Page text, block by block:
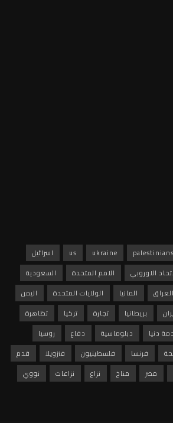
palestinians
ukraine
us
اسرائيل
الاوروبي الامم المتحدة
السعودية
العراق المانيا الولايات المتحدة
اليمن
بريطانيا تجارة تركيا
تظاهرة
دنيا دبلوماسية دفاع
روسيا
فرنسا فلسطينيون فنزويلا
قدم
مصر مناخ نزاع نزاعات نووي